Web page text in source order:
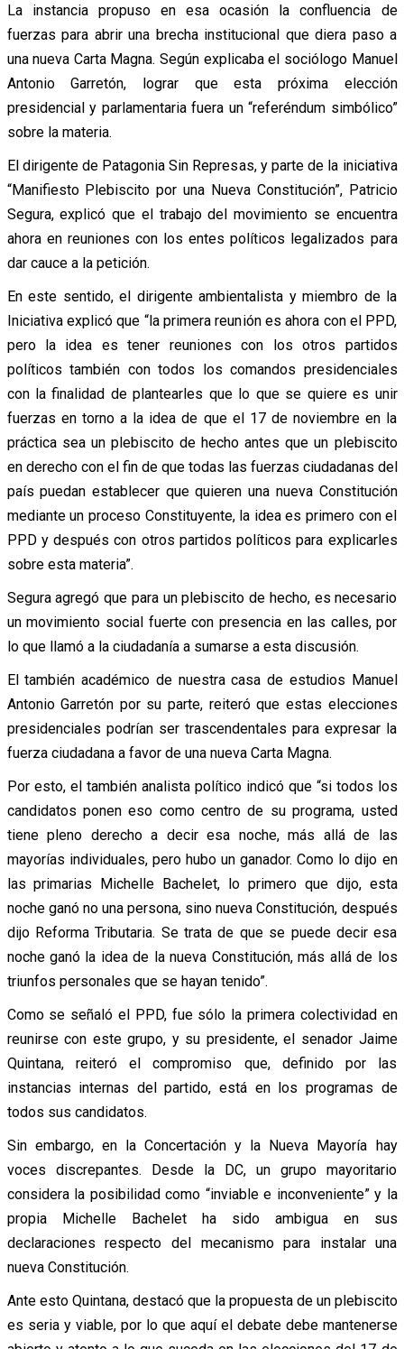
La instancia propuso en esa ocasión la confluencia de
fuerzas para abrir una brecha institucional que diera paso a
una nueva Carta Magna. Según explicaba el sociólogo Manuel
Antonio Garretón, lograr que esta próxima elección
presidencial y parlamentaria fuera un “referéndum simbólico”
sobre la materia.
El dirigente de Patagonia Sin Represas, y parte de la iniciativa
“Manifiesto Plebiscito por una Nueva Constitución”, Patricio
Segura, explicó que el trabajo del movimiento se encuentra
ahora en reuniones con los entes políticos legalizados para
dar cauce a la petición.
En este sentido, el dirigente ambientalista y miembro de la
Iniciativa explicó que “la primera reunión es ahora con el PPD,
pero la idea es tener reuniones con los otros partidos
políticos también con todos los comandos presidenciales
con la finalidad de plantearles que lo que se quiere es unir
fuerzas en torno a la idea de que el 17 de noviembre en la
práctica sea un plebiscito de hecho antes que un plebiscito
en derecho con el fin de que todas las fuerzas ciudadanas del
país puedan establecer que quieren una nueva Constitución
mediante un proceso Constituyente, la idea es primero con el
PPD y después con otros partidos políticos para explicarles
sobre esta materia”.
Segura agregó que para un plebiscito de hecho, es necesario
un movimiento social fuerte con presencia en las calles, por
lo que llamó a la ciudadanía a sumarse a esta discusión.
El también académico de nuestra casa de estudios Manuel
Antonio Garretón por su parte, reiteró que estas elecciones
presidenciales podrían ser trascendentales para expresar la
fuerza ciudadana a favor de una nueva Carta Magna.
Por esto, el también analista político indicó que “si todos los
candidatos ponen eso como centro de su programa, usted
tiene pleno derecho a decir esa noche, más allá de las
mayorías individuales, pero hubo un ganador. Como lo dijo en
las primarias Michelle Bachelet, lo primero que dijo, esta
noche ganó no una persona, sino nueva Constitución, después
dijo Reforma Tributaria. Se trata de que se puede decir esa
noche ganó la idea de la nueva Constitución, más allá de los
triunfos personales que se hayan tenido”.
Como se señaló el PPD, fue sólo la primera colectividad en
reunirse con este grupo, y su presidente, el senador Jaime
Quintana, reiteró el compromiso que, definido por las
instancias internas del partido, está en los programas de
todos sus candidatos.
Sin embargo, en la Concertación y la Nueva Mayoría hay
voces discrepantes. Desde la DC, un grupo mayoritario
considera la posibilidad como “inviable e inconveniente” y la
propia Michelle Bachelet ha sido ambigua en sus
declaraciones respecto del mecanismo para instalar una
nueva Constitución.
Ante esto Quintana, destacó que la propuesta de un plebiscito
es seria y viable, por lo que aquí el debate debe mantenerse